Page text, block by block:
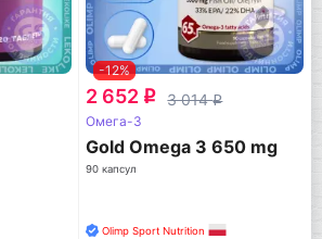
-12%
2 652 q 3 014q
Омега-3
Gold Omega 3 650 mg
90 капсул
Olimp Sport Nutrition